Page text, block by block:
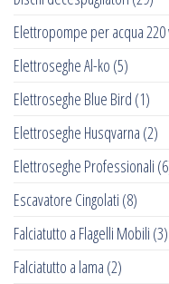
Elettropompe per acqua 220
Elettroseghe Al-ko (5)
Elettroseghe Blue Bird (1)
Elettroseghe Husqvarna (2)
Elettroseghe Professionali
Escavatore Cingolati (8)
Falciatutto a Flagelli Mobili (3)
Falciatutto a lama (2)